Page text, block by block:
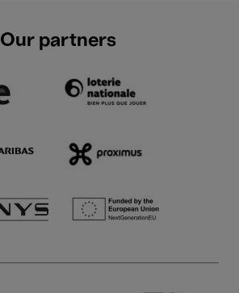
Our partners